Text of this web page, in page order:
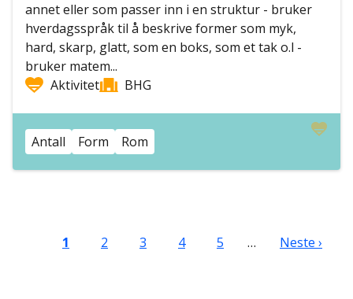
annet eller som passer inn i en struktur - bruker
hverdagsspråk til å beskrive former som myk,
hard, skarp, glatt, som en boks, som et tak o.l -
bruker matem...
Aktivitet
BHG
Antall Form Rom
SiderNåværende side
1 Side
2 Side
3 Side
4 Side
5 … Neste side
Neste ›